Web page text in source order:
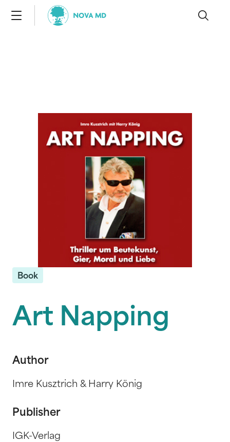
Book
Art Napping
Author
Imre Kusztrich & Harry König
Publisher
IGK-Verlag